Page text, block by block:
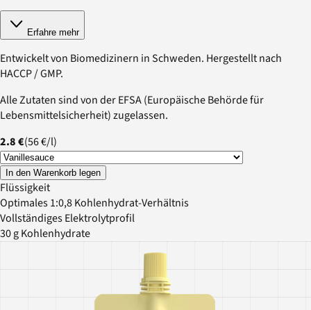
Erfahre mehr
Entwickelt von Biomedizinern in Schweden. Hergestellt nach
HACCP / GMP.
Alle Zutaten sind von der EFSA (Europäische Behörde für
Lebensmittelsicherheit) zugelassen.
2.8 €(56 €/l)
In den Warenkorb legen
Flüssigkeit
Optimales 1:0,8 Kohlenhydrat-Verhältnis
Vollständiges Elektrolytprofil
30 g Kohlenhydrate